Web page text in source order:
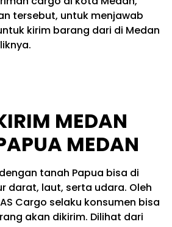
tersebut, untuk menjawab
kirim barang dari di Medan
MEDAN
MEDAN
tanah Papua bisa di
darat, laut, serta udara. Oleh
Cargo selaku konsumen bisa
akan dikirim. Dilihat dari